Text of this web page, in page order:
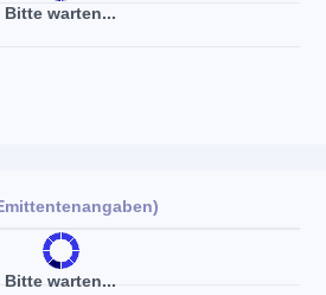
Bitte warten...
Bitte warten...